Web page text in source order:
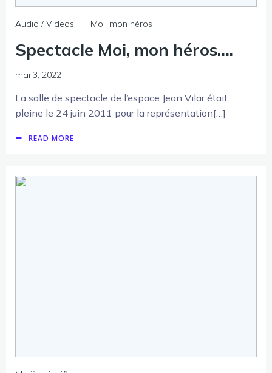
Audio / Videos - Moi, mon héros
Spectacle Moi, mon héros….
mai 3, 2022
La salle de spectacle de l’espace Jean Vilar était
pleine le 24 juin 2011 pour la représentation[…]
READ MORE